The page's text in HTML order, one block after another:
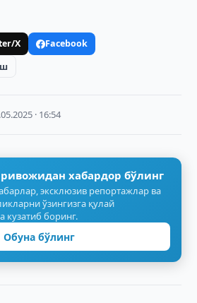
X
Facebook
· 16:54
хабардор бўлинг
эксклюзив репортажлар ва
ўзингизга қулай
кузатиб боринг.
Обуна бўлинг